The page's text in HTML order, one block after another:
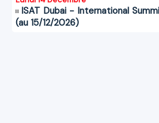
ISAT Dubai - International
(au 15/12/2026)